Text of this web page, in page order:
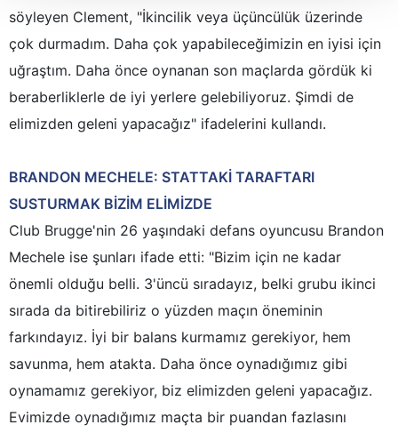
takdirde, kullanıcılara hedefli reklamlar
gösterilmeyecektir."
Sizlere daha iyi bir hizmet sunabilmek için İnternet
Sitemizde kendimize ve üçüncü kişilere ait çerezler
kullanılmaktadır. Bu çerezler vasıtasıyla çeşitli kişisel
toplumu hizmetlerinin sunulması amacıyla
kılınması ve kişiselleştirilmesi ve sizlere yönelik
reklam/pazarlama faaliyetlerinin yapılması, amaçlarıyla
sınırlı olarak açık rızanız dahilinde kullanılacaktır.
Çerezlere ilişkin tercihlerinizi aşağıda yer alan panel
vasıtasıyla belirleyebilirsiniz. Çerezlere ilişkin detaylı bilgi
için Ayarlar butonuna tıklayabilir,Çerez Bilgilendirme
Metnimiziziyaret edebilirsiniz.
6698 sayılı Kişisel Verilerin Korunması Kanunu uyarınca
hazırlanmış Aydınlatma Metnimizi okumak ve sitemizde
söyleyen Clement, "İkincilik veya üçüncülük üzerinde
çok durmadım. Daha çok yapabileceğimizin en iyisi için
uğraştım. Daha önce oynanan son maçlarda gördük ki
beraberliklerle de iyi yerlere gelebiliyoruz. Şimdi de
elimizden geleni yapacağız" ifadelerini kullandı.
BRANDON MECHELE: STATTAKİ TARAFTARI
SUSTURMAK BİZİM ELİMİZDE
Club Brugge'nin 26 yaşındaki defans oyuncusu Brandon
Mechele ise şunları ifade etti: "Bizim için ne kadar
önemli olduğu belli. 3'üncü sıradayız, belki grubu ikinci
sırada da bitirebiliriz o yüzden maçın öneminin
farkındayız. İyi bir balans kurmamız gerekiyor, hem
savunma, hem atakta. Daha önce oynadığımız gibi
oynamamız gerekiyor, biz elimizden geleni yapacağız.
Evimizde oynadığımız maçta bir puandan fazlasını